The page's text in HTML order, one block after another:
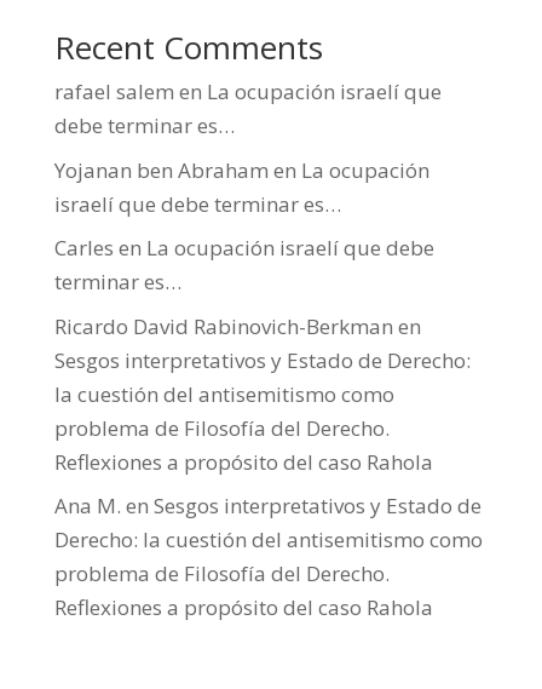
Recent Comments
rafael salem en La ocupación israelí que
debe terminar es…
Yojanan ben Abraham en La ocupación
israelí que debe terminar es…
Carles en La ocupación israelí que debe
terminar es…
Ricardo David Rabinovich-Berkman en
Sesgos interpretativos y Estado de Derecho:
la cuestión del antisemitismo como
problema de Filosofía del Derecho.
Reflexiones a propósito del caso Rahola
Ana M. en Sesgos interpretativos y Estado de
Derecho: la cuestión del antisemitismo como
problema de Filosofía del Derecho.
Reflexiones a propósito del caso Rahola